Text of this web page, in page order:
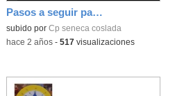
Pasos a seguir para cambiar contraseña de EDUCAMADRID
subido por Cp seneca coslada
-hace 2 años- 517visualizaciones